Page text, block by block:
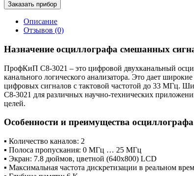
Заказать прибор
Описание
Отзывов (0)
Назначение осциллографа смешанных
ПрофКиП С8-3021 – это цифровой двухканальный
канального логического анализатора. Это дает
цифровых сигналов с тактовой частотой до 33 МГц.
С8-3021 для различных научно-технических
целей.
Особенности и преимущества
▪ Количество каналов: 2
▪ Полоса пропускания: 0 МГц … 25 МГц
▪ Экран: 7.8 дюймов, цветной (640х800) LCD
▪ Максимальная частота дискретизации в реальном